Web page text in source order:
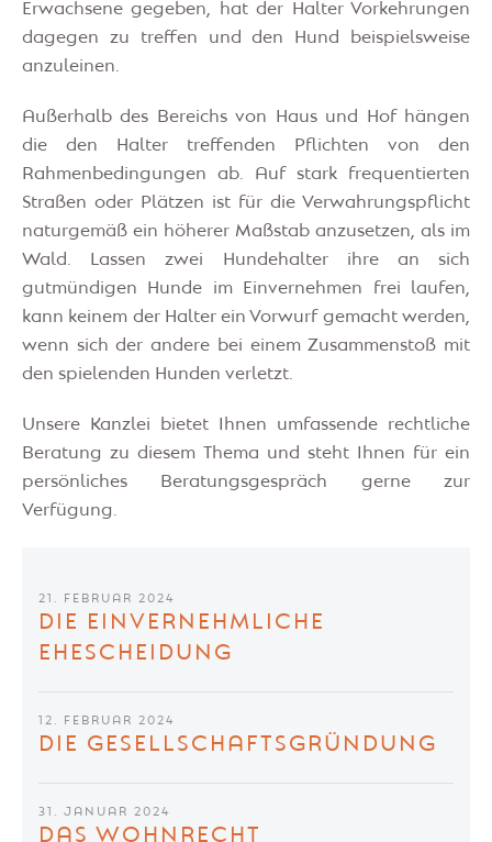
Erwachsene gegeben, hat der Halter Vorkehrungen
dagegen zu treffen und den Hund beispielsweise
anzuleinen.
Außerhalb des Bereichs von Haus und Hof hängen
die den Halter treffenden Pflichten von den
Rahmenbedingungen ab. Auf stark frequentierten
Straßen oder Plätzen ist für die Verwahrungspflicht
naturgemäß ein höherer Maßstab anzusetzen, als im
Wald. Lassen zwei Hundehalter ihre an sich
gutmündigen Hunde im Einvernehmen frei laufen,
kann keinem der Halter ein Vorwurf gemacht werden,
wenn sich der andere bei einem Zusammenstoß mit
den spielenden Hunden verletzt.
Unsere Kanzlei bietet Ihnen umfassende rechtliche
Beratung zu diesem Thema und steht Ihnen für ein
persönliches Beratungsgespräch gerne zur
Verfügung.
21. FEBRUAR 2024
DIE EINVERNEHMLICHE
EHESCHEIDUNG
12. FEBRUAR 2024
DIE GESELLSCHAFTSGRÜNDUNG
31. JANUAR 2024
DAS WOHNRECHT